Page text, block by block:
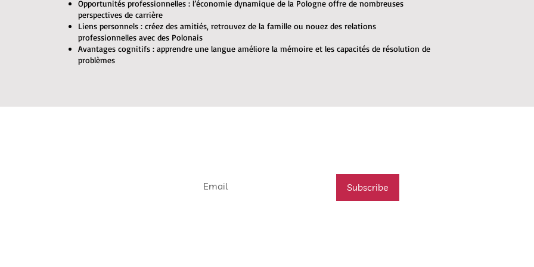
Opportunités professionnelles : l’économie dynamique de la Pologne offre de nombreuses
perspectives de carrière
Liens personnels : créez des amitiés, retrouvez de la famille ou nouez des relations
professionnelles avec des Polonais
Avantages cognitifs : apprendre une langue améliore la mémoire et les capacités de résolution de
problèmes
Subscribe